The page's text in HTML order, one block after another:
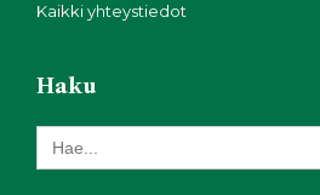
Kaikki yhteystiedot
Haku
Search
for: